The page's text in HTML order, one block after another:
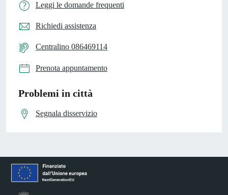
Leggi le domande frequenti
Richiedi assistenza
Centralino 086469114
Prenota appuntamento
Problemi in città
Segnala disservizio